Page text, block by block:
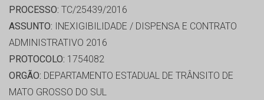
PROCESSO: TC/25439/2016
ASSUNTO: INEXIGIBILIDADE / DISPENSA E CONTRATO
ADMINISTRATIVO 2016
PROTOCOLO: 1754082
ORGÃO: DEPARTAMENTO ESTADUAL DE TRÂNSITO DE
MATO GROSSO DO SUL